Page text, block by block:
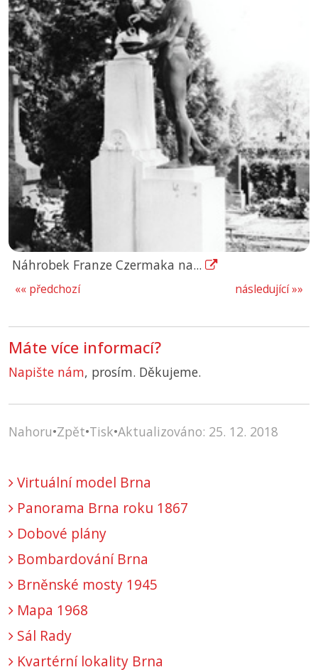
Náhrobek Franze Czermaka na...
následující »»
«« předchozí
Máte více informací?
Napište nám, prosím. Děkujeme.
Nahoru•Zpět•Tisk•Aktualizováno: 25. 12. 2018
Virtuální model Brna
Panorama Brna roku 1867
Dobové plány
Bombardování Brna
Brněnské mosty 1945
Mapa 1968
Sál Rady
Kvartérní lokality Brna